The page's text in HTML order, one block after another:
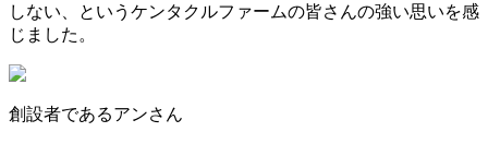
しない、というケンタクルファームの皆さんの強い思いを感
じました。
創設者であるアンさん